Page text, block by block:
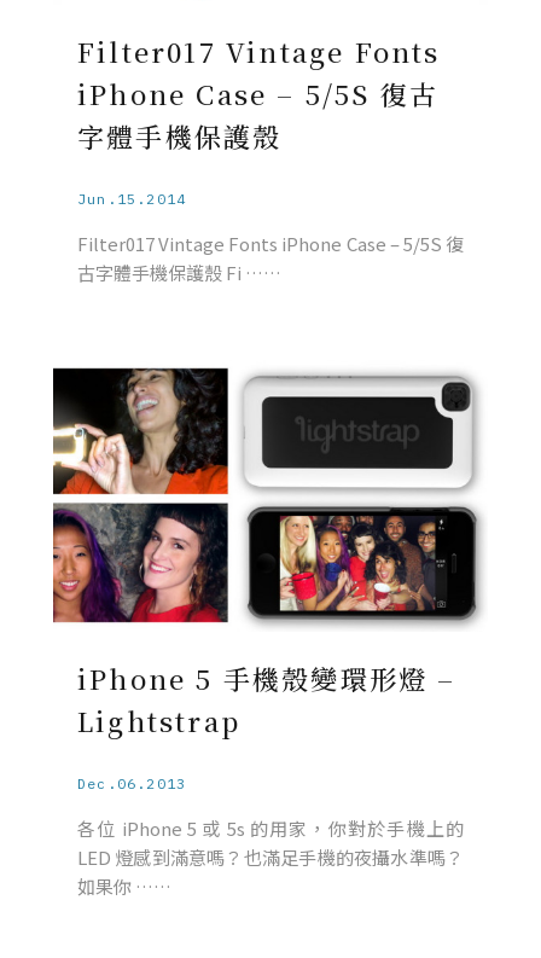
Filter017 Vintage Fonts
iPhone Case – 5/5S 復古
字體手機保護殼
Jun.15.2014
Filter017 Vintage Fonts iPhone Case – 5/5S 復
古字體手機保護殼 Fi ……
iPhone 5 手機殼變環形燈 –
Lightstrap
Dec.06.2013
各位 iPhone 5 或 5s 的用家，你對於手機上的
LED 燈感到滿意嗎？也滿足手機的夜攝水準嗎？
如果你 ……